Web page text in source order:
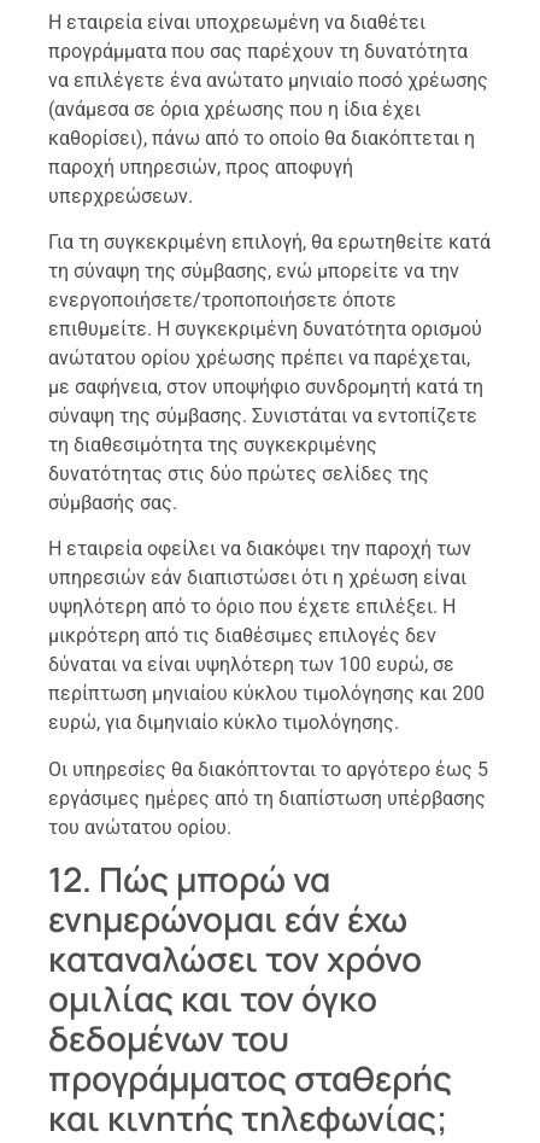
Η εταιρεία είναι υποχρεωμένη να διαθέτει
προγράμματα που σας παρέχουν τη δυνατότητα
να επιλέγετε ένα ανώτατο μηνιαίο ποσό χρέωσης
(ανάμεσα σε όρια χρέωσης που η ίδια έχει
καθορίσει), πάνω από το οποίο θα διακόπτεται η
παροχή υπηρεσιών, προς αποφυγή
υπερχρεώσεων.
Για τη συγκεκριμένη επιλογή, θα ερωτηθείτε κατά
τη σύναψη της σύμβασης, ενώ μπορείτε να την
ενεργοποιήσετε/τροποποιήσετε όποτε
επιθυμείτε. Η συγκεκριμένη δυνατότητα ορισμού
ανώτατου ορίου χρέωσης πρέπει να παρέχεται,
με σαφήνεια, στον υποψήφιο συνδρομητή κατά τη
σύναψη της σύμβασης. Συνιστάται να εντοπίζετε
τη διαθεσιμότητα της συγκεκριμένης
δυνατότητας στις δύο πρώτες σελίδες της
σύμβασής σας.
Η εταιρεία οφείλει να διακόψει την παροχή των
υπηρεσιών εάν διαπιστώσει ότι η χρέωση είναι
υψηλότερη από το όριο που έχετε επιλέξει. Η
μικρότερη από τις διαθέσιμες επιλογές δεν
δύναται να είναι υψηλότερη των 100 ευρώ, σε
περίπτωση μηνιαίου κύκλου τιμολόγησης και 200
ευρώ, για διμηνιαίο κύκλο τιμολόγησης.
Οι υπηρεσίες θα διακόπτονται το αργότερο έως 5
εργάσιμες ημέρες από τη διαπίστωση υπέρβασης
του ανώτατου ορίου.
12. Πώς μπορώ να
ενημερώνομαι εάν έχω
καταναλώσει τον χρόνο
ομιλίας και τον όγκο
δεδομένων του
προγράμματος σταθερής
και κινητής τηλεφωνίας;